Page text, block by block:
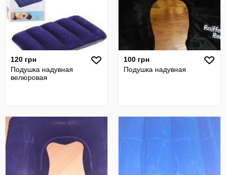
120 грн
Подушка надувная
велюровая
100 грн
Подушка надувная